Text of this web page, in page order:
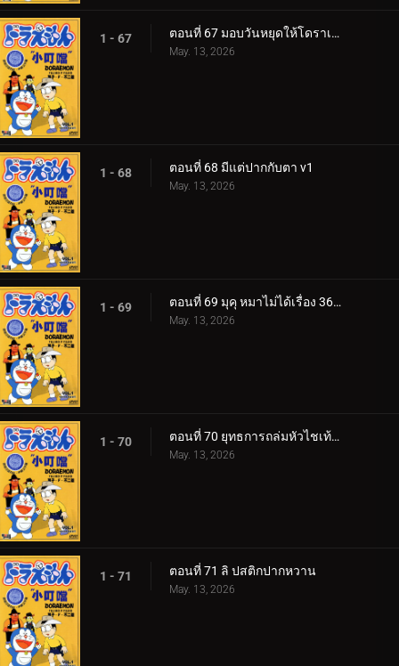
1 - 67 ตอนที่ 67 มอบวันหยุดให้โดราเอมอน
May. 13, 2026
1 - 68 ตอนที่ 68 มีแต่ปากกับตา v1
May. 13, 2026
1 - 69 ตอนที่ 69 มุคุ หมาไม่ได้เรื่อง 360p
May. 13, 2026
1 - 70 ตอนที่ 70 ยุทธการถล่มหัวไชเท้าของโนบิตะ
May. 13, 2026
1 - 71 ตอนที่ 71 ลิ ปสติกปากหวาน
May. 13, 2026